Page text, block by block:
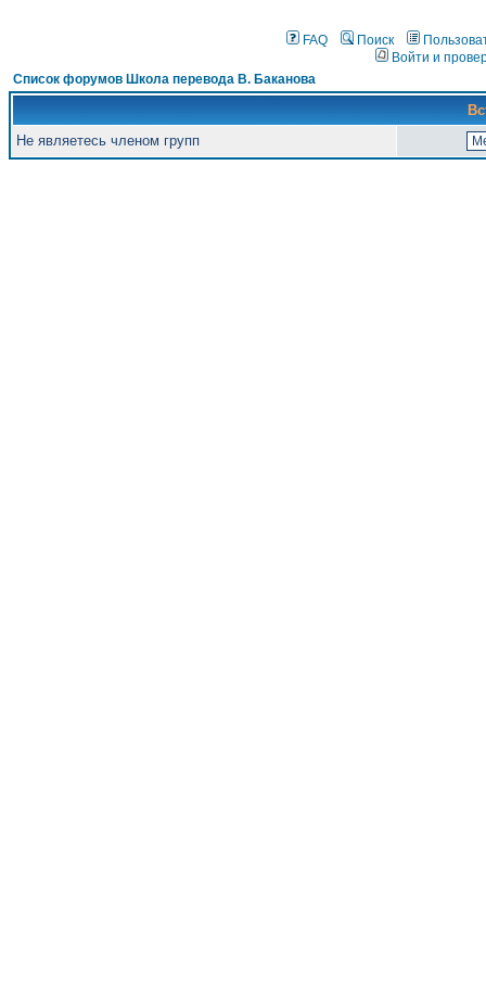
FAQ Поиск
Войти и
Список форумов Школа перевода В. Баканова
Не являетесь членом групп